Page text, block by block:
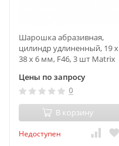
Шарошка абразивная,
цилиндр удлиненный, 19 x
38 x 6 мм, F46, 3 шт Matrix
Цены по запросу
0
В корзину
Недоступен